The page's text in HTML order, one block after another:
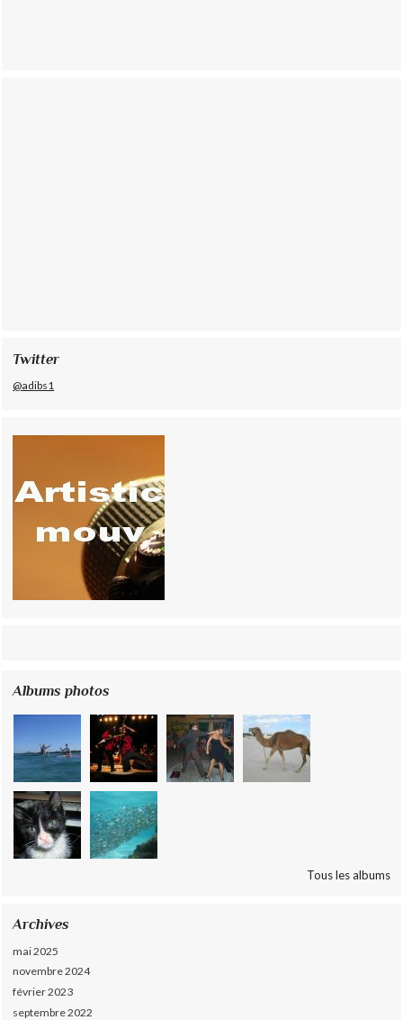
Twitter
@adibs1
Albums photos
Tous les albums
Archives
mai 2025
novembre 2024
février 2023
septembre 2022